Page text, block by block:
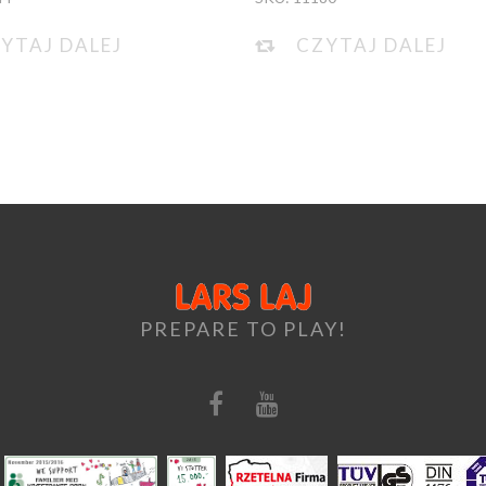
DALEJ CZYTAJ DALEJ
PREPARE TO PLAY!